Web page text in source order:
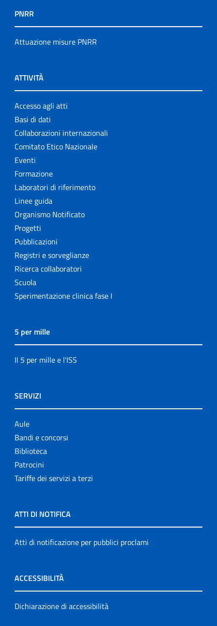
PNRR
Attuazione misure PNRR
ATTIVITÀ
Accesso agli atti
Basi di dati
Collaborazioni internazionali
Comitato Etico Nazionale
Eventi
Formazione
Laboratori di riferimento
Linee guida
Organismo Notificato
Progetti
Pubblicazioni
Registri e sorveglianze
Ricerca collaboratori
Scuola
Sperimentazione clinica fase I
5 per mille
Il 5 per mille e l'ISS
SERVIZI
Aule
Bandi e concorsi
Biblioteca
Patrocini
Tariffe dei servizi a terzi
ATTI DI NOTIFICA
Atti di notificazione per pubblici proclami
ACCESSIBILITÀ
Dichiarazione di accessibilità